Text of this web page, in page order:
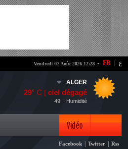
- FR ع Vendredi 07 Août 2026 12:28
ALGER
29° C | ciel dégagé
: Humidité
49
Vidéo
Facebook Twitter Rss